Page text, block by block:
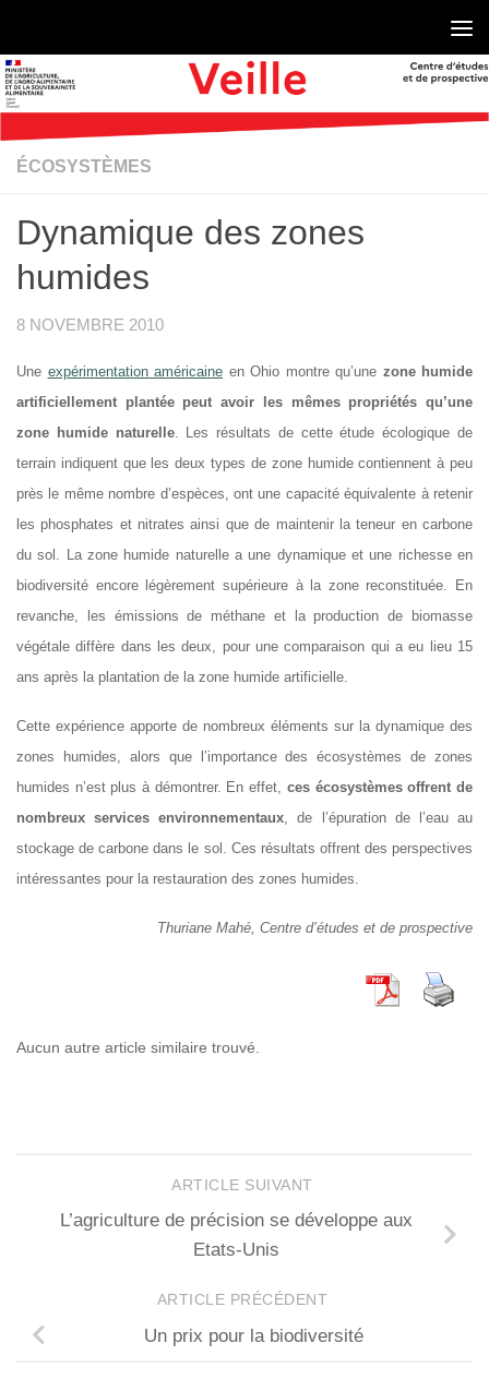
ÉCOSYSTÈMES
Dynamique des zones
humides
8 NOVEMBRE 2010
Une expérimentation américaine en Ohio montre qu’une zone humide
artificiellement plantée peut avoir les mêmes propriétés qu’une
zone humide naturelle. Les résultats de cette étude écologique de
terrain indiquent que les deux types de zone humide contiennent à peu
près le même nombre d’espèces, ont une capacité équivalente à retenir
les phosphates et nitrates ainsi que de maintenir la teneur en carbone
du sol. La zone humide naturelle a une dynamique et une richesse en
biodiversité encore légèrement supérieure à la zone reconstituée. En
revanche, les émissions de méthane et la production de biomasse
végétale diffère dans les deux, pour une comparaison qui a eu lieu 15
ans après la plantation de la zone humide artificielle.
Cette expérience apporte de nombreux éléments sur la dynamique des
zones humides, alors que l’importance des écosystèmes de zones
humides n’est plus à démontrer. En effet, ces écosystèmes offrent de
nombreux services environnementaux, de l’épuration de l’eau au
stockage de carbone dans le sol. Ces résultats offrent des perspectives
intéressantes pour la restauration des zones humides.
Thuriane Mahé, Centre d’études et de prospective
Aucun autre article similaire trouvé.
ARTICLE SUIVANT
L’agriculture de précision se développe aux
Etats-Unis
ARTICLE PRÉCÉDENT
Un prix pour la biodiversité